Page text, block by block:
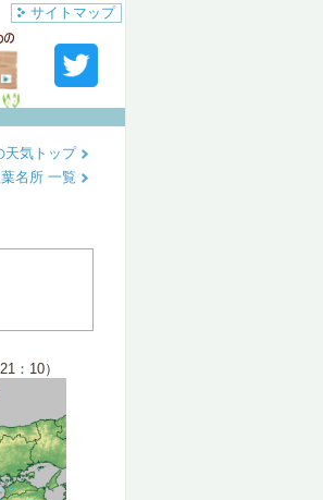
サイトマップ
天気トップ
名所 一覧
：10）